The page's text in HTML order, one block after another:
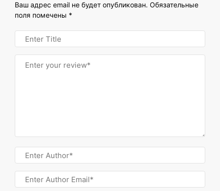
Ваш адрес email не будет опубликован. Обязательные
поля помечены *